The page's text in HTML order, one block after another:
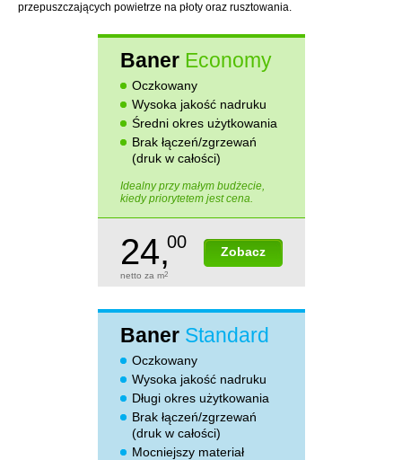
przepuszczających powietrze na płoty oraz rusztowania.
Baner Economy
Oczkowany
Wysoka jakość nadruku
Średni okres użytkowania
Brak łączeń/zgrzewań
(druk w całości)
Idealny przy małym budżecie,
kiedy priorytetem jest cena.
Zobacz
24,00
netto za m2
Baner Standard
Oczkowany
Wysoka jakość nadruku
Długi okres użytkowania
Brak łączeń/zgrzewań
(druk w całości)
Mocniejszy materiał